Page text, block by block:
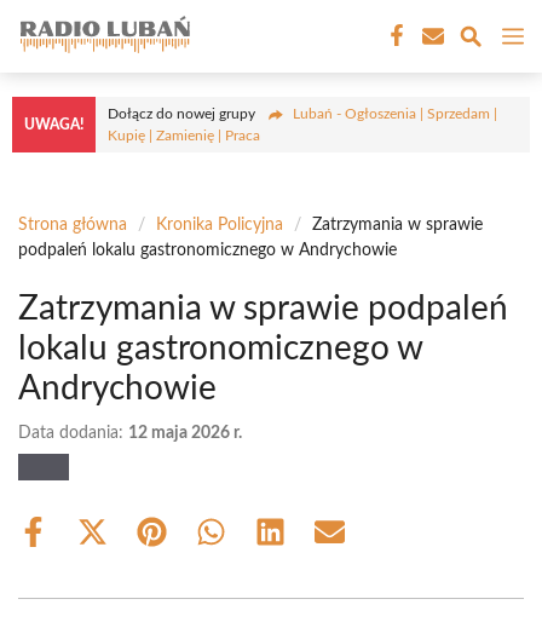
treści
UWAGA!
Dołącz do nowej grupy
Lubań - Ogłoszenia | Sprzedam |
Kupię | Zamienię | Praca
Strona główna / Kronika Policyjna /
Zatrzymania w sprawie
podpaleń lokalu gastronomicznego w Andrychowie
Zatrzymania w sprawie podpaleń
lokalu gastronomicznego w
Andrychowie
Data dodania: 12 maja 2026 r.
Share
Share
(Twitter)
Share Share Share Share